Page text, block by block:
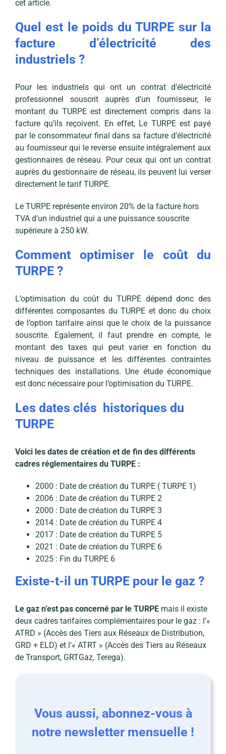
cet article.
Quel est le poids du TURPE sur la
facture d’électricité des
industriels ?
Pour les industriels qui ont un contrat d’électricité
professionnel souscrit auprès d’un fournisseur, le
montant du TURPE est directement compris dans la
facture qu’ils reçoivent. En effet, Le TURPE est payé
par le consommateur final dans sa facture d’électricité
au fournisseur qui le reverse ensuite intégralement aux
gestionnaires de réseau. Pour ceux qui ont un contrat
auprès du gestionnaire de réseau, ils peuvent lui verser
directement le tarif TURPE.
Le TURPE représente environ 20% de la facture hors
TVA d’un industriel qui a une puissance souscrite
supérieure à 250 kW.
Comment optimiser le coût du
TURPE ?
L’optimisation du coût du TURPE dépend donc des
différentes composantes du TURPE et donc du choix
de l’option tarifaire ainsi que le choix de la puissance
souscrite. Egalement, il faut prendre en compte, le
montant des taxes qui peut varier en fonction du
niveau de puissance et les différentes contraintes
techniques des installations. Une étude économique
est donc nécessaire pour l’optimisation du TURPE.
Les dates clés historiques du
TURPE
Voici les dates de création et de fin des différents
cadres réglementaires du TURPE :
2000 : Date de création du TURPE ( TURPE 1)
2006 : Date de création du TURPE 2
2000 : Date de création du TURPE 3
2014 : Date de création du TURPE 4
2017 : Date de création du TURPE 5
2021 : Date de création du TURPE 6
2025 : Fin du TURPE 6
Existe-t-il un TURPE pour le gaz ?
Le gaz n’est pas concerné par le TURPEmais il existe
deuxcadres tarifaires complémentaires pour le gaz : l’«
ATRD » (Accès des Tiers aux Réseaux de Distribution,
GRD + ELD) et l’« ATRT » (Accès des Tiers au Réseaux
de Transport, GRTGaz, Terega).
Vous aussi, abonnez-vous à
notre newsletter mensuelle !